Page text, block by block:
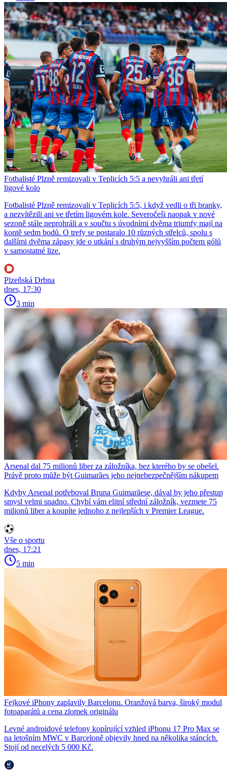
Fotbalisté Plzně remizovali v Teplicích 5:5 a nevyhráli ani třetí
ligové kolo
Fotbalisté Plzně remizovali v Teplicích 5:5, i když vedli o tři branky,
a nezvítězili ani ve třetím ligovém kole. Severočeši naopak v nové
sezoně stále neprohráli a v součtu s úvodními dvěma triumfy mají na
kontě sedm bodů. O trefy se postaralo 10 různých střelců, spolu s
dalšími dvěma zápasy jde o utkání s druhým nejvyšším počtem gólů
v samostatné lize.
Plzeňská Drbna
dnes, 17:30
3 min
Arsenal dal 75 milionů liber za záložníka, bez kterého by se obešel.
Právě proto může být Guimarães jeho nejnebezpečnějším nákupem
Kdyby Arsenal potřeboval Bruna Guimarãese, dával by jeho přestup
smysl velmi snadno. Chybí vám elitní střední záložník, vezmete 75
milionů liber a koupíte jednoho z nejlepších v Premier League.
Vše o sportu
dnes, 17:21
5 min
Fejkové iPhony zaplavily Barcelonu. Oranžová barva, široký modul
fotoaparátů a cena zlomek originálu
Levné androidové telefony kopírující vzhled iPhonu 17 Pro Max se
na letošním MWC v Barceloně objevily hned na několika stáncích.
Stojí od necelých 5 000 Kč.